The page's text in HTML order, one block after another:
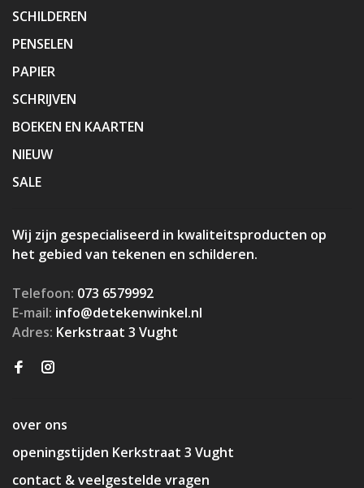
SCHILDEREN
PENSELEN
PAPIER
SCHRIJVEN
BOEKEN EN KAARTEN
NIEUW
SALE
Wij zijn gespecialiseerd in kwaliteitsproducten op
het gebied van tekenen en schilderen.
Telefoon: 073 6579992
E-mail: info@detekenwinkel.nl
Adres: Kerkstraat 3 Vught
over ons
openingstijden Kerkstraat 3 Vught
contact & veelgestelde vragen